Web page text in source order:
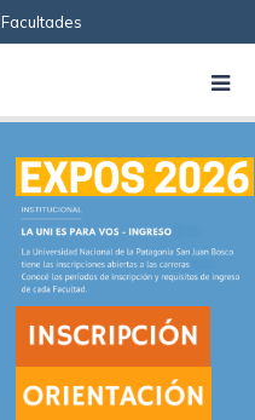
Facultades